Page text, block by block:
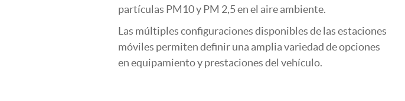
partículas PM10 y PM 2,5 en el aire ambiente.
Las múltiples configuraciones disponibles de las estaciones
móviles permiten definir una amplia variedad de opciones
en equipamiento y prestaciones del vehículo.